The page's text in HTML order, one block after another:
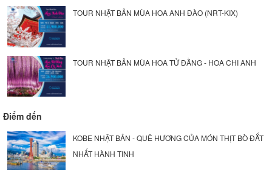
TOUR NHẬT BẢN MÙA HOA ANH ĐÀO (NRT-KIX)
TOUR NHẬT BẢN MÙA HOA TỬ ĐẰNG - HOA CHI ANH
Điểm đến
KOBE NHẬT BẢN - QUÊ HƯƠNG CỦA MÓN THỊT BÒ ĐẮT
NHẤT HÀNH TINH